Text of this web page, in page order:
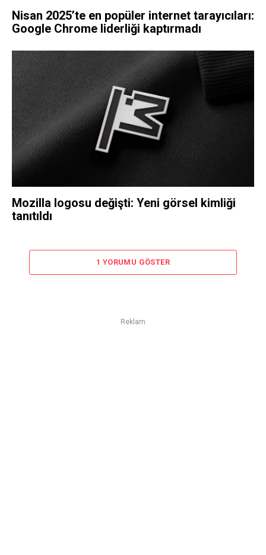
Nisan 2025’te en popüler internet tarayıcıları:
Google Chrome liderliği kaptırmadı
Mozilla logosu değişti: Yeni görsel kimliği
tanıtıldı
1 YORUMU GÖSTER
Reklam